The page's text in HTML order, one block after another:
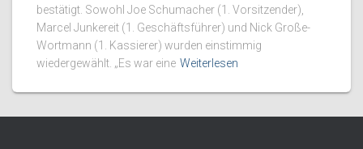
bestätigt. Sowohl Joe Schumacher (1. Vorsitzender),
Marcel Junkereit (1. Geschäftsführer) und Nick Große-
Wortmann (1. Kassierer) wurden einstimmig
wiedergewählt. „Es war eine Weiterlesen